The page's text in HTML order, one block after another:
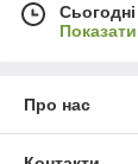
Про нас